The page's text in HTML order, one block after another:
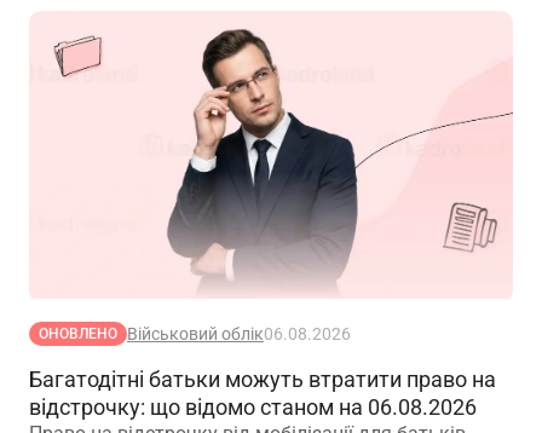
ОНОВЛЕНО Військовий облік06.08.2026
Багатодітні батьки можуть втратити право на
відстрочку: що відомо станом на 06.08.2026